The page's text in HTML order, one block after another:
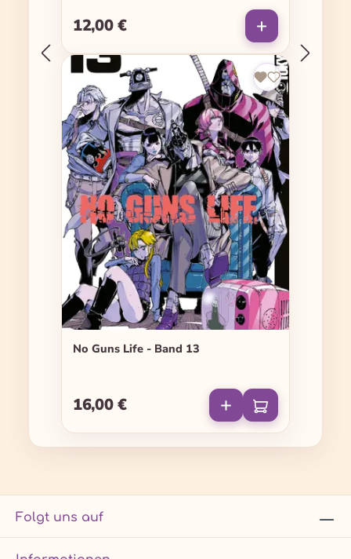
Regulärer Preis:
12,00 €
No Guns Life - Band 13
Regulärer Preis:
16,00 €
Folgt uns auf